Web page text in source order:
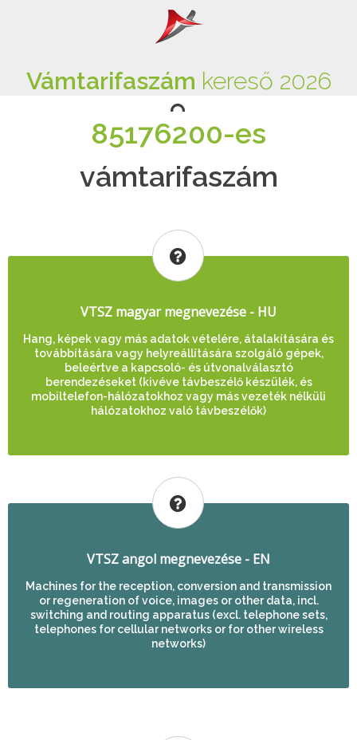
Vámtarifaszám kereső 2026
85176200-es
vámtarifaszám
VTSZ magyar megnevezése - HU
Hang, képek vagy más adatok vételére, átalakítására és
továbbítására vagy helyreállítására szolgáló gépek,
beleértve a kapcsoló- és útvonalválasztó
berendezéseket (kivéve távbeszélő készülék, és
mobiltelefon-hálózatokhoz vagy más vezeték nélküli
hálózatokhoz való távbeszélők)
VTSZ angol megnevezése - EN
Machines for the reception, conversion and transmission
or regeneration of voice, images or other data, incl.
switching and routing apparatus (excl. telephone sets,
telephones for cellular networks or for other wireless
networks)